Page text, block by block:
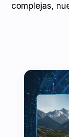
complejas,